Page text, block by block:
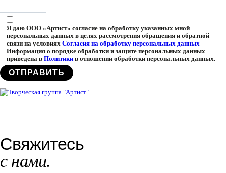
Я даю ООО «Артист» согласие на обработку указанных мной
персональных данных в целях рассмотрения обращения и обратной
связи на условиях Согласия на обработку персональных данных
Информация о порядке обработки и защите персональных данных
приведена в Политики в отношении обработки персональных данных.
Свяжитесь
с нами.